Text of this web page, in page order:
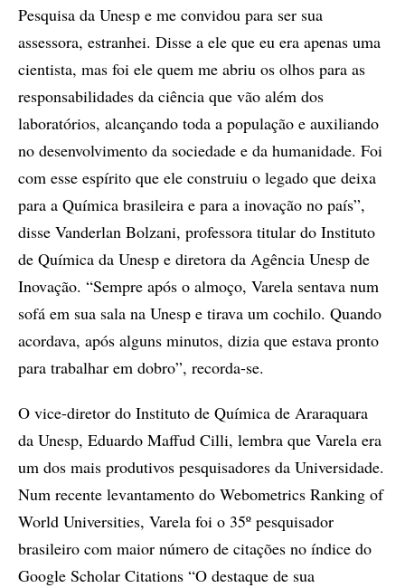
Pesquisa da Unesp e me convidou para ser sua
assessora, estranhei. Disse a ele que eu era apenas uma
cientista, mas foi ele quem me abriu os olhos para as
responsabilidades da ciência que vão além dos
laboratórios, alcançando toda a população e auxiliando
no desenvolvimento da sociedade e da humanidade. Foi
com esse espírito que ele construiu o legado que deixa
para a Química brasileira e para a inovação no país”,
disse Vanderlan Bolzani, professora titular do Instituto
de Química da Unesp e diretora da Agência Unesp de
Inovação. “Sempre após o almoço, Varela sentava num
sofá em sua sala na Unesp e tirava um cochilo. Quando
acordava, após alguns minutos, dizia que estava pronto
para trabalhar em dobro”, recorda-se.
O vice-diretor do Instituto de Química de Araraquara
da Unesp, Eduardo Maffud Cilli, lembra que Varela era
um dos mais produtivos pesquisadores da Universidade.
Num recente levantamento do Webometrics Ranking of
World Universities, Varela foi o 35º pesquisador
brasileiro com maior número de citações no índice do
Google Scholar Citations “O destaque de sua